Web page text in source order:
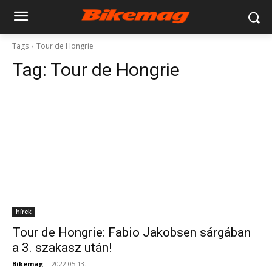
Tags Tour de Hongrie
Tag: Tour de Hongrie
hírek
Tour de Hongrie: Fabio Jakobsen sárgában
a 3. szakasz után!
Bikemag - 2022.05.13.